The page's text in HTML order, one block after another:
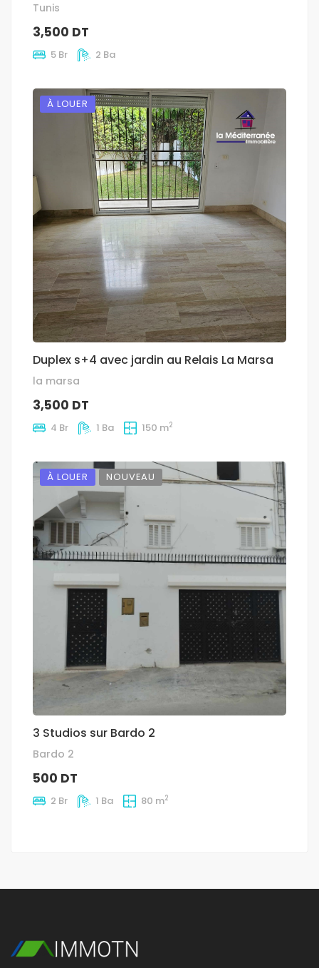
Tunis
3,500 DT
5 Br 2 Ba
À LOUER
Duplex s+4 avec jardin au Relais La Marsa
la marsa
3,500 DT
4 Br 1 Ba 150 m2
À LOUER NOUVEAU
3 Studios sur Bardo 2
Bardo 2
500 DT
2 Br 1 Ba 80 m2